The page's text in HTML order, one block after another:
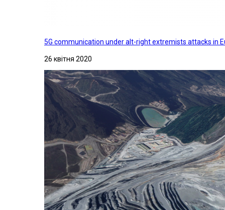
5G communication under alt-right extremists attacks in
26 квітня 2020